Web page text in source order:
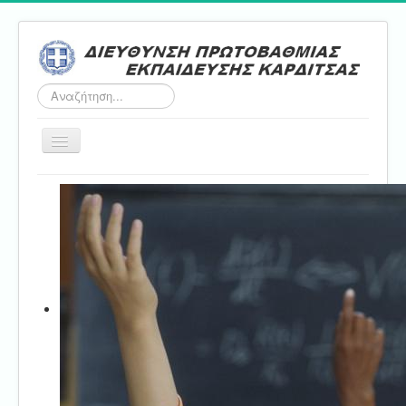
Αναζήτηση...
Εναλλαγή
Αρχική
Τμήμα Α'
Τμήμα Β'
Επικοινωνία